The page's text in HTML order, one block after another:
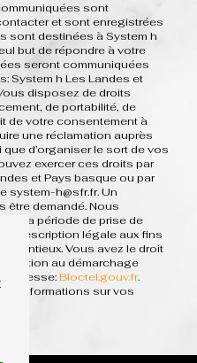
sont
et sont enregistrées
sont destinées à System h
but de répondre à votre
seront communiquées
System h Les Landes et
disposez de droits
de portabilité, de
de votre consentement à
une réclamation auprès
d’organiser le sort de vos
exercer ces droits par
et Pays basque ou par
system-h@sfr.fr. Un
être demandé. Nous
la période de prise de
prescription légale aux fins
Vous avez le droit
au démarchage
adresse:Bloctel.gouv.fr.
d’informations sur vos